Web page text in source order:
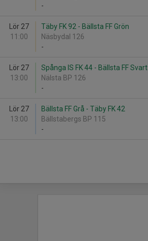
-
Lör 27
11:00
Täby FK 92 - Bällsta FF Grön
Näsbydal 126
-
Lör 27
13:00
Spånga IS FK 44 - Bällsta FF Svart
Nälsta BP 126
-
Lör 27
13:00
Bällsta FF Grå - Täby FK 42
Bällstabergs BP 115
-